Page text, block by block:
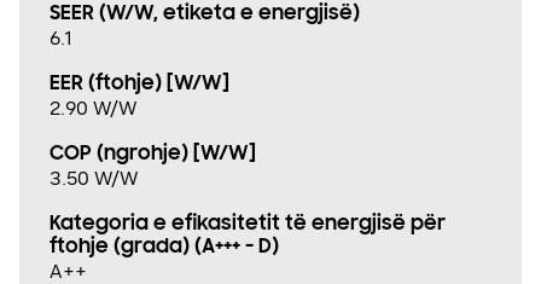
SEER (W/W, etiketa e energjisë)
6.1
EER (ftohje) [W/W]
2.90 W/W
COP (ngrohje) [W/W]
3.50 W/W
Kategoria e efikasitetit të energjisë për
ftohje (grada) (A+++ - D)
A++